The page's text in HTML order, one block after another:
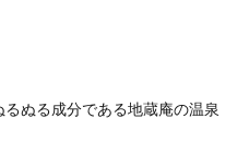
ぬる成分である地蔵庵の温泉